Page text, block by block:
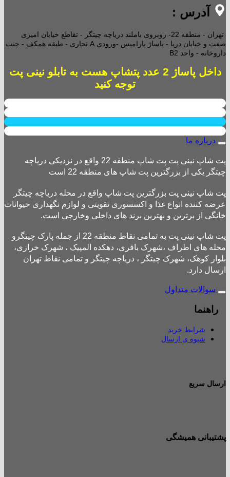
آدرس :
تهران - منطقه 22- روبروی باملند دریاچه چیتگر - تقاطع خیابان امیری
صفت و خیابان دریا - پاساژ پارامیس -ورودی A تجاری -
طبقه همکف - جنب
داروخانه - واحد B2
داخل پاساژ 2 عدد پتشاپ هست به تابلو نینی پت
توجه کنید
درباره ما
پت شاپ نینی پت پت شاپ منطقه 22 واقع در نزدیکی دریاچه
چیتگر یکی از بزرگترین پت شاپ های منطقه 22 است
پت شاپ نینی پت بزرگترین پت شاپ واقع در محله دریاچه چیتگر
عرضه کننده انواع غذا و اکسسوری تقویتی و لوازم نگهداری حیوانات
خانگی از برترین و بهترین برند های داخلی وخارجی است.
پت شاپ نینی پت به تمامی نقاط منطقه 22 از جمله پارک چیتگرو
محله های اطراف ،شهرک باقری، دهکده المپیک ، شهرک خرازی،
بلوار کوهک، شهرک چیتگر ، دریاچه چیتگر و تمامی نقاط تهران
ارسال دارد.
سوالات متداول
راهنما
شرایط خرید
شیوه ی ارسال
ارسال سریع
پشتیبانی همیشگی